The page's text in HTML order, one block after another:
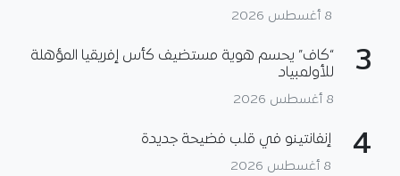
8 أغسطس 2026
3
“كاف” يحسم هوية مستضيف كأس إفريقيا المؤهلة
للأولمبياد
8 أغسطس 2026
4 إنفانتينو في قلب فضيحة جديدة
8 أغسطس 2026